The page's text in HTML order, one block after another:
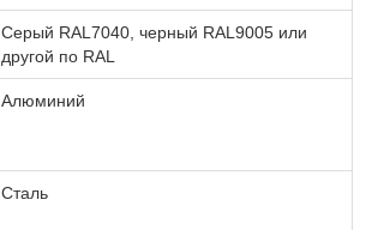
Серый RAL7040, черный RAL9005 или
другой по RAL
Алюминий
Сталь